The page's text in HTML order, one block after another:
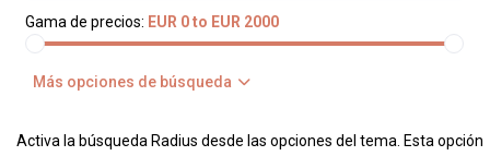
Gama de precios: EUR 0 to EUR 2000
Más opciones de búsqueda
Activa la búsqueda Radius desde las opciones del tema. Esta opción